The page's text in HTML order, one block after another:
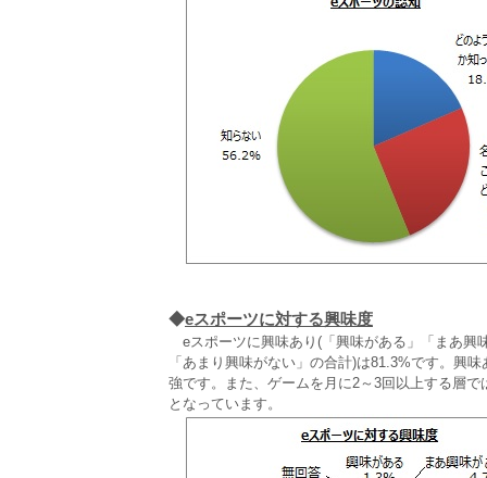
◆eスポーツに対する興味度
eスポーツに興味あり(「興味がある」「まあ興
「あまり興味がない」の合計)は81.3%です。興
強です。また、ゲームを月に2～3回以上する層
となっています。